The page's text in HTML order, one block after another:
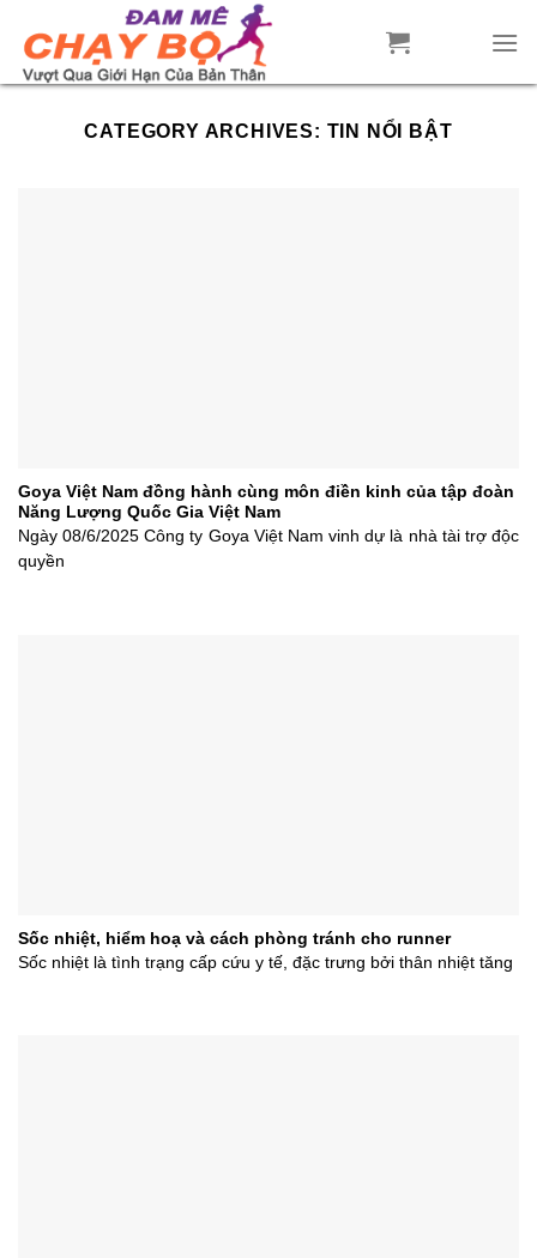
content
CATEGORY ARCHIVES: TIN NỔI BẬT
Goya Việt Nam đồng hành cùng môn điền kinh của tập đoàn
Năng Lượng Quốc Gia Việt Nam
Ngày 08/6/2025 Công ty Goya Việt Nam vinh dự là nhà tài trợ độc
quyền
Sốc nhiệt, hiểm hoạ và cách phòng tránh cho runner
Sốc nhiệt là tình trạng cấp cứu y tế, đặc trưng bởi thân nhiệt tăng